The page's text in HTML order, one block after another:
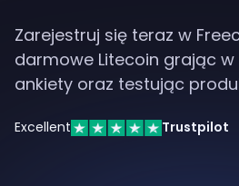
Zarejestruj się teraz w
darmowe Litecoin grając w
ankiety oraz testując
Excellent Trustpilot